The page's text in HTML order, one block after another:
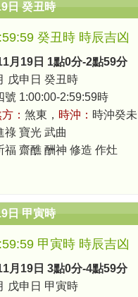
日 癸丑時
癸丑時 時辰吉凶
月19日 1點0分-2點59分
戊申日 癸丑時
號 1:00:00-2:59:59時
： 煞東， 時沖： 時沖癸未
祿 寶光 武曲
福 齋醮 酬神 修造 作灶
日 甲寅時
甲寅時 時辰吉凶
月19日 3點0分-4點59分
戊申日 甲寅時